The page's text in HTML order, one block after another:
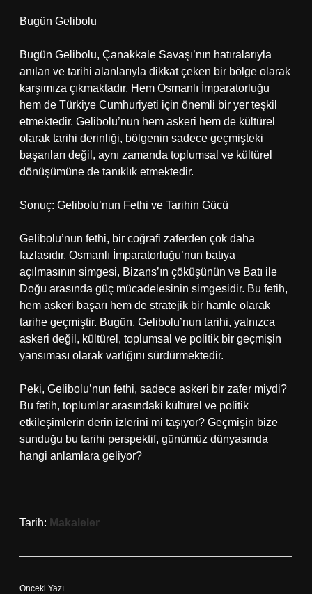
Bugün Gelibolu
Bugün Gelibolu, Çanakkale Savaşı’nın hatıralarıyla
anılan ve tarihi alanlarıyla dikkat çeken bir bölge olarak
karşımıza çıkmaktadır. Hem Osmanlı İmparatorluğu
hem de Türkiye Cumhuriyeti için önemli bir yer teşkil
etmektedir. Gelibolu’nun hem askeri hem de kültürel
olarak tarihi derinliği, bölgenin sadece geçmişteki
başarıları değil, aynı zamanda toplumsal ve kültürel
dönüşümüne de tanıklık etmektedir.
Sonuç: Gelibolu’nun Fethi ve Tarihin Gücü
Gelibolu’nun fethi, bir coğrafi zaferden çok daha
fazlasıdır. Osmanlı İmparatorluğu’nun batıya
açılmasının simgesi, Bizans’ın çöküşünün ve Batı ile
Doğu arasında güç mücadelesinin simgesidir. Bu fetih,
hem askeri başarı hem de stratejik bir hamle olarak
tarihe geçmiştir. Bugün, Gelibolu’nun tarihi, yalnızca
askeri değil, kültürel, toplumsal ve politik bir geçmişin
yansıması olarak varlığını sürdürmektedir.
Peki, Gelibolu’nun fethi, sadece askeri bir zafer miydi?
Bu fetih, toplumlar arasındaki kültürel ve politik
etkileşimlerin derin izlerini mi taşıyor? Geçmişin bize
sunduğu bu tarihi perspektif, günümüz dünyasında
hangi anlamlara geliyor?
Tarih: Makaleler
Önceki Yazı